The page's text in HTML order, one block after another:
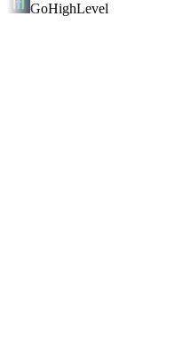
GoHighLevel